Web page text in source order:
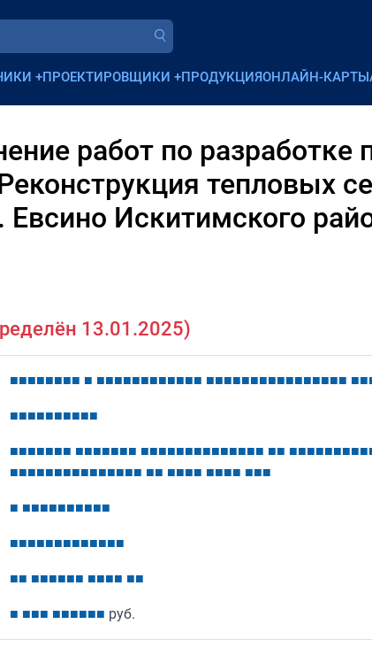
+ПРОЕКТИРОВЩИКИ +ПРОДУКЦИЯОНЛАЙН-КАРТЫ
работ по разработке
тепловых
Евсино Искитимского
13.01.2025)
■■■■■■■■ ■ ■■■■■■■■■■■■ ■■■■■■■■■■■■■■■■ ■■
■■■■■■■■■■
■■■■■■■ ■■■■■■■ ■■■■■■■■■■■■■■ ■■ ■■■■■■■■■
■■■■■■■■■■■■■■■ ■■ ■■■■ ■■■■ ■■■
■ ■■■■■■■■■■
■■■■■■■■■■■■■
■■ ■■■■■■ ■■■■ ■■
■ ■■■ ■■■■■■ руб.